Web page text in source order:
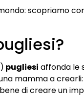
scopriamo
) pugliesi affonda le
mamma a
di creare un